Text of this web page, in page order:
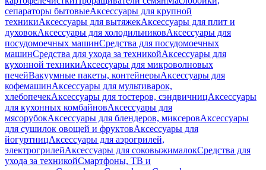
сепараторы бытовыеАксессуары для крупной
техникиАксессуары для вытяжекАксессуары для плит и
духовокАксессуары для холодильниковАксессуары для
посудомоечных машинСредства для посудомоечных
машинСредства для ухода за техникойАксессуары для
кухонной техникиАксессуары для микроволновых
печейВакуумные пакеты, контейнерыАксессуары для
кофемашинАксессуары для мультиварок,
хлебопечекАксессуары для тостеров, сэндвичницАксессуары
для кухонных комбайновАксессуары для
мясорубокАксессуары для блендеров, миксеровАксессуары
для сушилок овощей и фруктовАксессуары для
йогуртницАксессуары для аэрогрилей,
электрогрилейАксессуары для соковыжималокСредства для
ухода за техникойСмартфоны, ТВ и